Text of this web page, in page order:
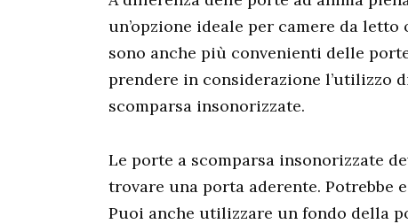
un’opzione ideale per camere da
sono anche più convenienti delle
prendere in considerazione l’utilizzo
scomparsa insonorizzate.
Le porte a scomparsa insonorizzate
trovare una porta aderente. Potrebbe
Puoi anche utilizzare un fondo della